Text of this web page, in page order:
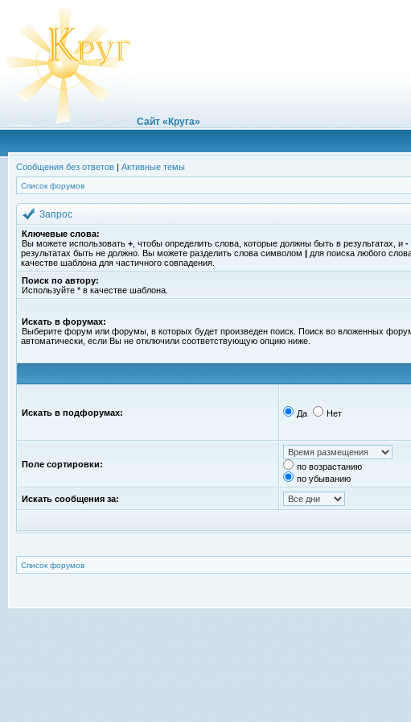
Сайт «Круга»
Сообщения без ответов | Активные темы
Список форумов
Запрос
Ключевые слова:
Вы можете использовать + , чтобы определить слова, которые должны быть в результатах, и -
результатах быть не должно. Вы можете разделить слова символом | для поиска любого
качестве шаблона для частичного совпадения.
Поиск по автору:
Используйте * в качестве шаблона.
Искать в форумах:
Выберите форум или форумы, в которых будет произведен поиск. Поиск во вложенных
автоматически, если Вы не отключили соответствующую опцию ниже.
Искать в подфорумах: Да Нет
Поле сортировки:
по возрастанию
по убыванию
Искать сообщения за:
Список форумов